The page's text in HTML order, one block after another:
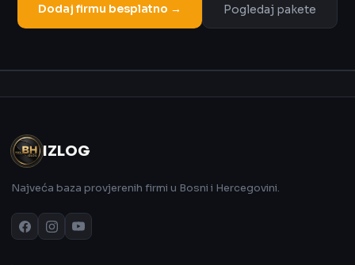
Dodaj firmu besplatno → Pogledaj pakete
IZLOG
Najveća baza provjerenih firmi u Bosni i Hercegovini.